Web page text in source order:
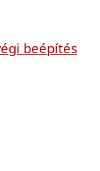
beépítés